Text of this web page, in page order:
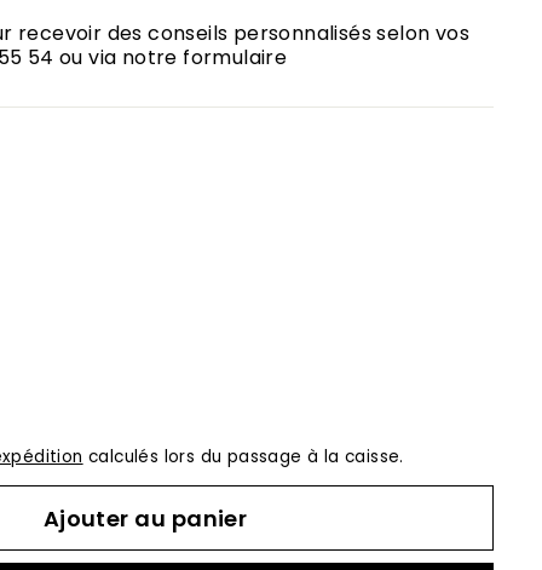
recevoir des conseils personnalisés selon vos
54 ou via notre formulaire
calculés lors du passage à la caisse.
Ajouter au panier